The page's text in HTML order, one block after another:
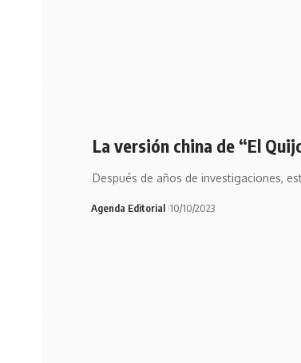
La versión china de “El
Después de años de investigaciones,
Agenda Editorial 10/10/2023